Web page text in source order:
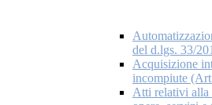
del d.lgs. 33/
Acquisizione
incompiute
Atti relativi alla